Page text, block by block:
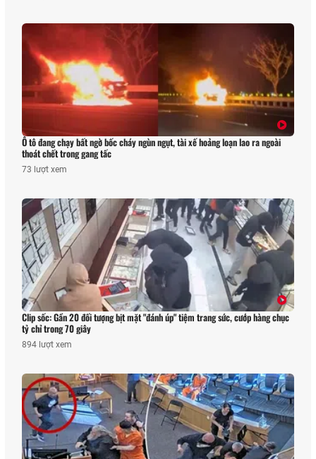
Ô tô đang chạy bất ngờ bốc cháy ngùn ngụt, tài xế hoảng loạn lao ra ngoài
thoát chết trong gang tấc
73 lượt xem
Clip sốc: Gần 20 đối tượng bịt mặt "đánh úp" tiệm trang sức, cướp hàng chục
tỷ chỉ trong 70 giây
894 lượt xem